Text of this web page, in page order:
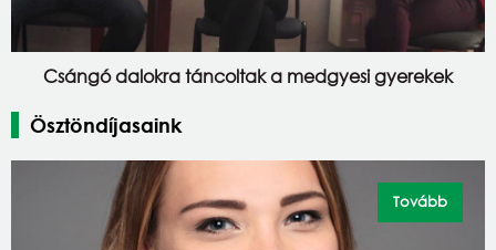
Csángó dalokra táncoltak a medgyesi gyerekek
Ösztöndíjasaink
Tovább